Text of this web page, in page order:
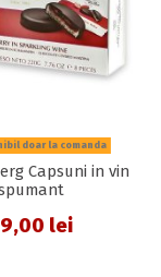
doar la comanda
Capsuni in vin
lei